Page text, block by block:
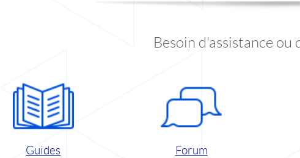
Besoin d'assistance
Guides Forum